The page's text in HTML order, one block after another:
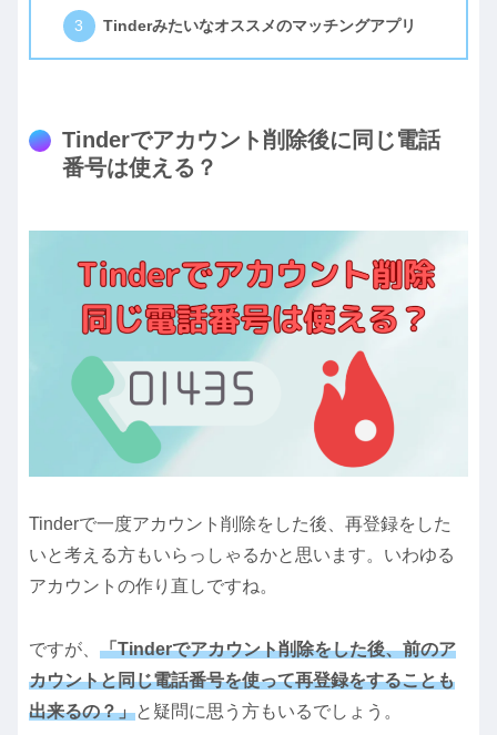
Tinderみたいなオススメのマッチングアプリ
Tinderでアカウント削除後に同じ電話
番号は使える？
Tinderで一度アカウント削除をした後、再登録をした
いと考える方もいらっしゃるかと思います。いわゆる
アカウントの作り直しですね。
ですが、 「Tinderでアカウント削除をした後、前のア
カウントと同じ電話番号を使って再登録をすることも
出来るの？」と疑問に思う方もいるでしょう。